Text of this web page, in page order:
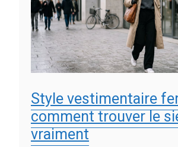
Style vestimentaire
comment trouver le
vraiment